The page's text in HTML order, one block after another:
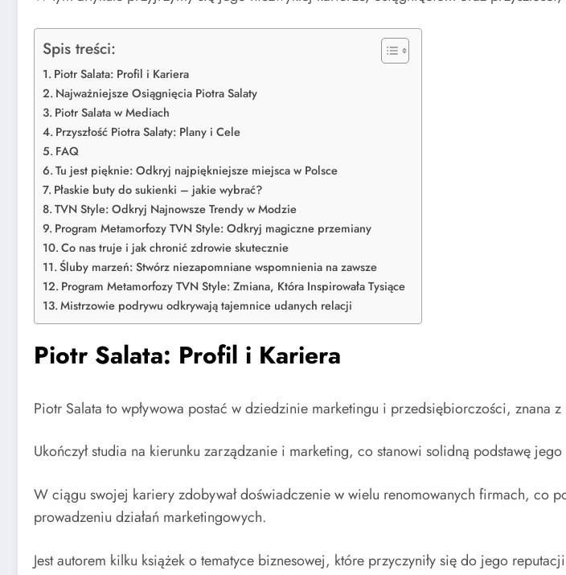
Spis treści:
Piotr Salata: Profil i Kariera
Najważniejsze Osiągnięcia Piotra Salaty
Piotr Salata w Mediach
Przyszłość Piotra Salaty: Plany i Cele
FAQ
Tu jest pięknie: Odkryj najpiękniejsze miejsca w Polsce
Płaskie buty do sukienki – jakie wybrać?
TVN Style: Odkryj Najnowsze Trendy w Modzie
Program Metamorfozy TVN Style: Odkryj magiczne przemiany
Co nas truje i jak chronić zdrowie skutecznie
Śluby marzeń: Stwórz niezapomniane wspomnienia na zawsze
Program Metamorfozy TVN Style: Zmiana, Która Inspirowała Tysiące
Mistrzowie podrywu odkrywają tajemnice udanych relacji
Piotr Salata: Profil i Kariera
Piotr Salata to wpływowa postać w dziedzinie marketingu i przedsiębiorczości, znana
Ukończył studia na kierunku zarządzanie i marketing, co stanowi solidną podstawę
W ciągu swojej kariery zdobywał doświadczenie w wielu renomowanych firmach, co
prowadzeniu działań marketingowych.
Jest autorem kilku książek o tematyce biznesowej, które przyczyniły się do jego